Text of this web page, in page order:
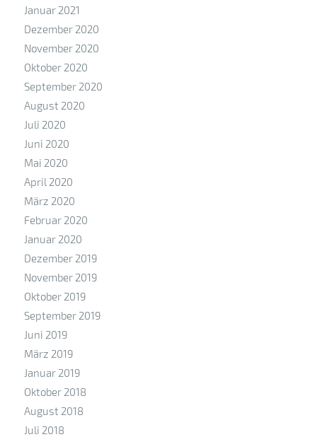
Januar 2021
Dezember 2020
November 2020
Oktober 2020
September 2020
August 2020
Juli 2020
Juni 2020
Mai 2020
April 2020
März 2020
Februar 2020
Januar 2020
Dezember 2019
November 2019
Oktober 2019
September 2019
Juni 2019
März 2019
Januar 2019
Oktober 2018
August 2018
Juli 2018